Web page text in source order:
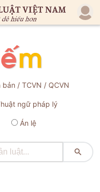
bản / TCVN / QCVN
ngữ pháp lý
Án lệ
